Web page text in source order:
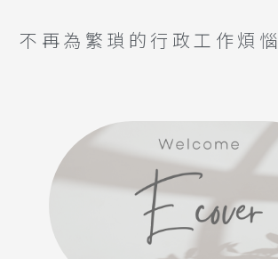
不再為繁瑣的行政工作煩惱